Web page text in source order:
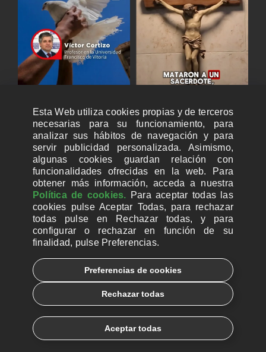
CUENTAS BANCARIAS PARA DONAR
Galego
Español
Esta Web utiliza cookies propias y de terceros
necesarias para su funcionamiento, para
analizar sus hábitos de navegación y para
servir publicidad personalizada. Asimismo,
algunas cookies guardan relación con
funcionalidades ofrecidas en la web. Para
obtener más información, acceda a nuestra
Política de cookies. Para aceptar todas las
cookies pulse Aceptar Todas, para rechazar
todas pulse en Rechazar todas, y para
configurar o rechazar en función de su
finalidad, pulse Preferencias.
Preferencias de cookies
Rechazar todas
Aceptar todas